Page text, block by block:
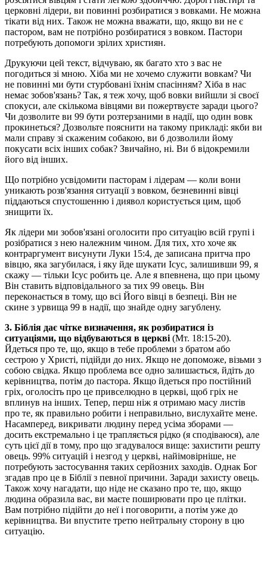
церковні лідери, ви повинні розбиратися з вовками. Не можна
тікати від них. Також не можна вважати, що, якщо ви не є
пастором, вам не потрібно розбиратися з вовком. Пастори
потребують допомоги зрілих християн.
Друкуючи цей текст, відчуваю, як багато хто з вас не
погодиться зі мною. Хіба ми не хочемо служити вовкам? Чи
не повинні ми бути стурбовані їхнім спасінням? Хіба в нас
немає зобов'язань? Так, я теж хочу, щоб вовки вийшли зі своєї
спокуси, але скількома вівцями ви пожертвуєте заради цього?
Чи дозволите ви 99 бути розтерзаними в надії, що один вовк
прокинеться? Дозвольте пояснити на такому прикладі: якби ви
мали справу зі скаженим собакою, ви б дозволили йому
покусати всіх інших собак? Звичайно, ні. Ви б відокремили
його від інших.
Що потрібно усвідомити пасторам і лідерам — коли вони
уникають розв'язання ситуації з вовком, безневинні вівці
піддаються спустошенню і диявол користується цим, щоб
знищити їх.
Як лідери ми зобов'язані оголосити про ситуацію всій групі і
розібратися з нею належним чином. Для тих, хто хоче як
контраргумент висунути Луки 15:4, де записана притча про
вівцю, яка загубилася, і яку йде шукати Ісус, залишивши 99, я
скажу — тільки Ісус робить це. Але я впевнена, що при цьому
Він ставить відповідального за тих 99 овець. Він
переконається в тому, що всі Його вівці в безпеці. Він не
скине з урвища 99 в надії, що знайде одну загублену.
3. Біблія дає чітке визначення, як розбиратися із
ситуаціями, що відбуваються в церкві (Мт. 18:15-20).
Йдеться про те, що, якщо в тебе проблеми з братом або
сестрою у Христі, підійди до них. Якщо не допоможе, візьми з
собою свідка. Якщо проблема все одно залишається, йдіть до
керівництва, потім до пастора. Якщо йдеться про постійний
гріх, оголосіть про це привселюдно в церкві, щоб гріх не
вплинув на інших. Тепер, перш ніж я отримаю масу листів
про те, як правильно робити і неправильно, вислухайте мене.
Насамперед, викривати людину перед усіма зборами —
досить екстремально і це трапляється рідко (я сподіваюся), але
суть цієї дії в тому, про що згадувалося вище: захистити решту
овець. 99% ситуацій і незгод у церкві, найімовірніше, не
потребують застосування таких серйозних заходів. Однак Бог
згадав про це в Біблії з певної причини. Заради захисту овець.
Також хочу нагадати, що ніде не сказано про те, що, якщо
людина образила вас, ви маєте поширювати про це плітки.
Вам потрібно підійти до неї і поговорити, а потім уже до
керівництва. Ви впустите третю нейтральну сторону в цю
ситуацію.